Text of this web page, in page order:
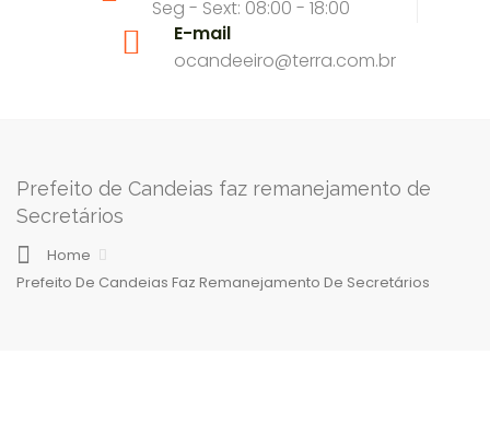
Seg - Sext: 08:00 - 18:00
E-mail
ocandeeiro@terra.com.br
Prefeito de Candeias faz remanejamento de
Secretários
Home
Prefeito De Candeias Faz Remanejamento De Secretários